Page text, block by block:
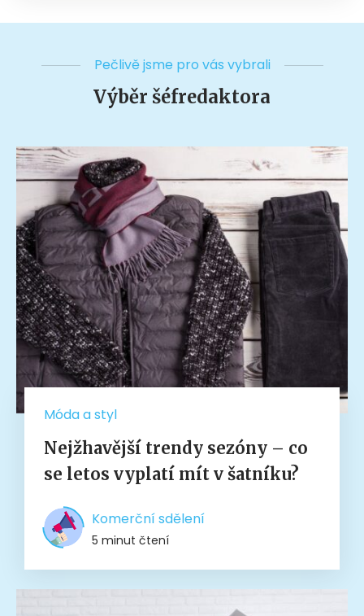
Pečlivě jsme pro vás vybrali
Výběr šéfredaktora
Móda a styl
Nejžhavější trendy sezóny – co
se letos vyplatí mít v šatníku?
Komerční sdělení
5 minut čtení